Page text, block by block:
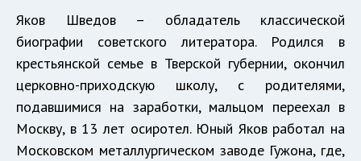
Яков Шведов – обладатель классической
биографии советского литератора. Родился в
крестьянской семье в Тверской губернии, окончил
церковно-приходскую школу, с родителями,
подавшимися на заработки, мальцом переехал в
Москву, в 13 лет осиротел. Юный Яков работал на
Московском металлургическом заводе Гужона, где,